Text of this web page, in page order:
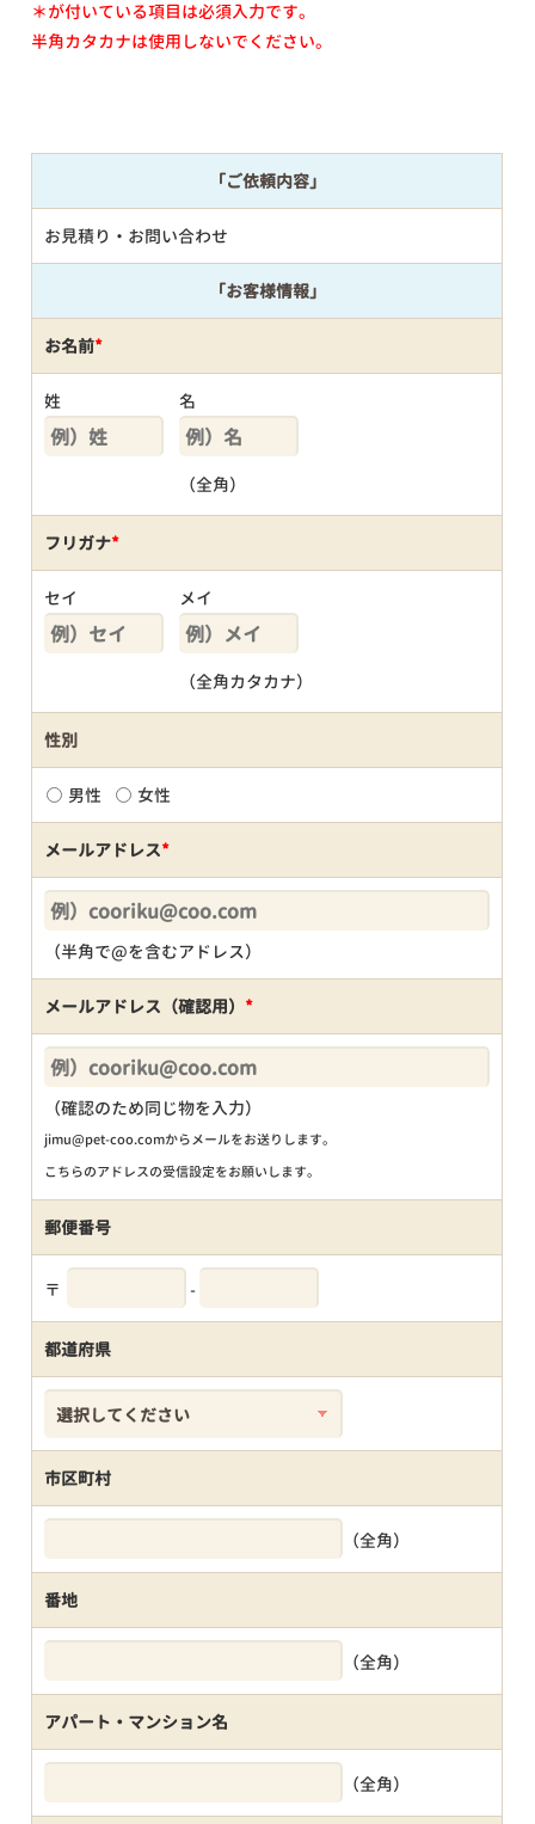
＊が付いている項目は必須入力です。
半角カタカナは使用しないでください。
「ご依頼内容」
お見積り・お問い合わせ
「お客様情報」
お名前*
姓 名
（全角）
フリガナ*
セイ メイ
（全角カタカナ）
性別
男性 女性
メールアドレス*
（半角で@を含むアドレス）
メールアドレス（確認用） *
（確認のため同じ物を入力）
jimu@pet-coo.comからメールをお送りします。
こちらのアドレスの受信設定をお願いします。
郵便番号
〒 -
都道府県
市区町村
（全角）
番地
（全角）
アパート・マンション名
（全角）